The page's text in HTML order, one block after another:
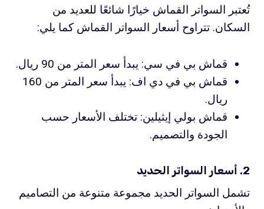
تُعتبر السواتر القماش خيارًا شائعًا للعديد من
السكان. تتراوح أسعار السواتر القماش كما يلي:
قماش بي في سي: يبدأ سعر المتر من 90 ريال.
قماش بي في دي اف: يبدأ سعر المتر من 160
ريال.
قماش بولي إيثيلين: تختلف الأسعار حسب
الجودة والتصميم.
2. أسعار السواتر الحديد
تشمل السواتر الحديد مجموعة متنوعة من التصاميم